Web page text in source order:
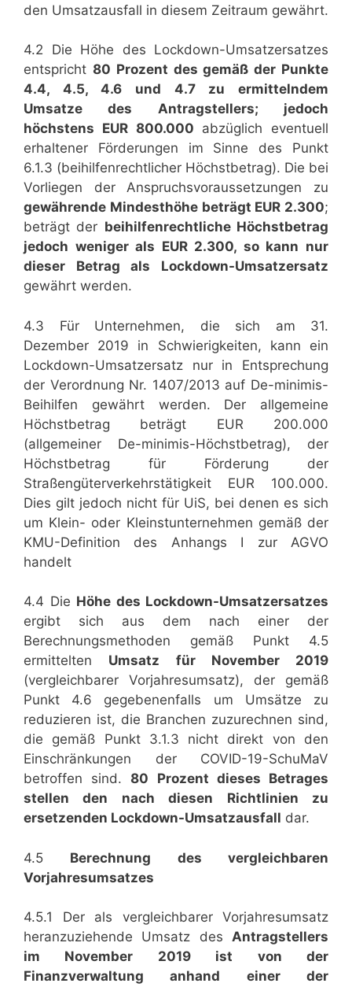
den Umsatzausfall in diesem Zeitraum gewährt.
4.2 Die Höhe des Lockdown-Umsatzersatzes
entspricht 80 Prozent des gemäß der Punkte
4.4, 4.5, 4.6 und 4.7 zu ermittelndem
Umsatze des Antragstellers; jedoch
höchstens EUR 800.000 abzüglich eventuell
erhaltener Förderungen im Sinne des Punkt
6.1.3 (beihilfenrechtlicher Höchstbetrag). Die bei
Vorliegen der Anspruchsvoraussetzungen zu
gewährende Mindesthöhe beträgt EUR 2.300;
beträgt der beihilfenrechtliche Höchstbetrag
jedoch weniger als EUR 2.300, so kann nur
dieser Betrag als Lockdown-Umsatzersatz
gewährt werden.
4.3 Für Unternehmen, die sich am 31.
Dezember 2019 in Schwierigkeiten, kann ein
Lockdown-Umsatzersatz nur in Entsprechung
der Verordnung Nr. 1407/2013 auf De-minimis-
Beihilfen gewährt werden. Der allgemeine
Höchstbetrag beträgt EUR 200.000
(allgemeiner De-minimis-Höchstbetrag), der
Höchstbetrag für Förderung der
Straßengüterverkehrstätigkeit EUR 100.000.
Dies gilt jedoch nicht für UiS, bei denen es sich
um Klein- oder Kleinstunternehmen gemäß der
KMU-Definition des Anhangs I zur AGVO
handelt
4.4 Die Höhe des Lockdown-Umsatzersatzes
ergibt sich aus dem nach einer der
Berechnungsmethoden gemäß Punkt 4.5
ermittelten Umsatz für November 2019
(vergleichbarer Vorjahresumsatz), der gemäß
Punkt 4.6 gegebenenfalls um Umsätze zu
reduzieren ist, die Branchen zuzurechnen sind,
die gemäß Punkt 3.1.3 nicht direkt von den
Einschränkungen der COVID-19-SchuMaV
betroffen sind.80 Prozent dieses Betrages
stellen den nach diesen Richtlinien zu
ersetzenden Lockdown-Umsatzausfall dar.
4.5 Berechnung des vergleichbaren
Vorjahresumsatzes
4.5.1 Der als vergleichbarer Vorjahresumsatz
heranzuziehende Umsatz des Antragstellers
im November 2019 ist von der
Finanzverwaltung anhand einer der